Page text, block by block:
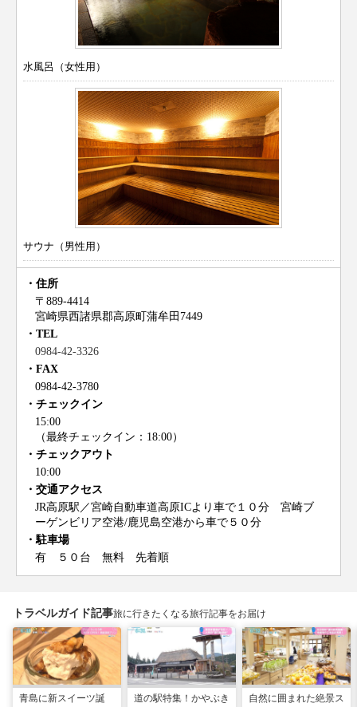
水風呂（女性用）
サウナ（男性用）
住所
〒889-4414
宮崎県西諸県郡高原町蒲牟田7449
TEL
0984-42-3326
FAX
0984-42-3780
チェックイン
15:00
（最終チェックイン：18:00）
チェックアウト
10:00
交通アクセス
JR高原駅／宮崎自動車道高原ICより車で１０分 宮崎ブ
ーゲンビリア空港/鹿児島空港から車で５０分
駐車場
有 ５０台 無料 先着順
トラベルガイド記事旅に行きたくなる旅行記事をお届け
青島に新スイーツ誕 道の駅特集！かやぶき 自然に囲まれた絶景ス